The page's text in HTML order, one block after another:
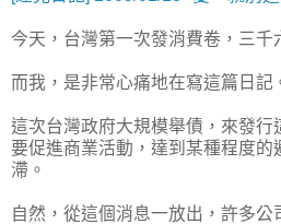
今天，台灣第一次發消費卷，三千
而我，是非常心痛地在寫這篇日記
這次台灣政府大規模舉債，來發行
要促進商業活動，達到某種程度的
滯。
自然，從這個消息一放出，許多公